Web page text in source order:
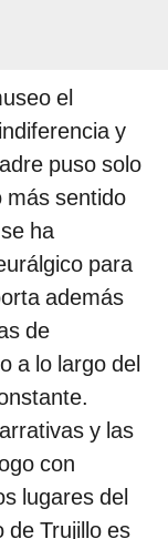
el
y
puso solo
más sentido
ha
para
además
de
a lo largo del
y las
con
lugares del
Trujillo es